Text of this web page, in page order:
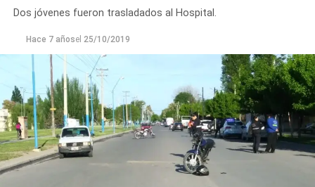
Dos jóvenes fueron trasladados al Hospital.
Hace 7 añosel 25/10/2019